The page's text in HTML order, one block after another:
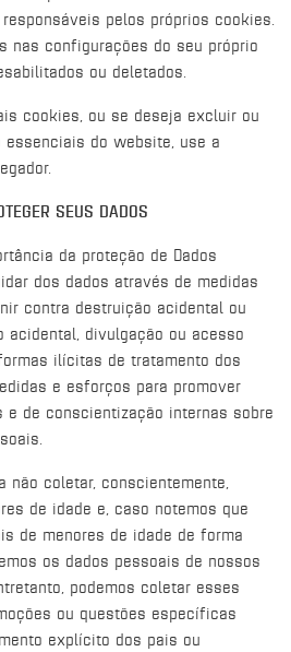
pelos próprios cookies.
nas configurações do seu próprio
ou deletados.
cookies, ou se deseja excluir ou
do website, use a
SEUS DADOS
da proteção de Dados
dos dados através de medidas
contra destruição acidental ou
acidental, divulgação ou acesso
ilícitas de tratamento dos
e esforços para promover
e de conscientização internas sobre
não coletar, conscientemente,
de idade e, caso notemos que
de menores de idade de forma
os dados pessoais de nossos
podemos coletar esses
ou questões específicas
explícito dos pais ou